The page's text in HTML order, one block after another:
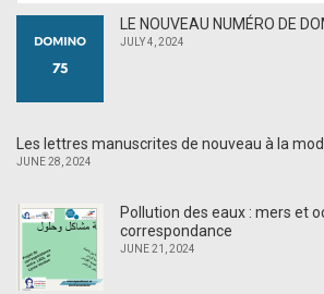
LE NOUVEAU NUMÉRO DE
JULY 4, 2024
Les lettres manuscrites de nouveau à la
JUNE 28, 2024
Pollution des eaux : mers et
correspondance
JUNE 21, 2024